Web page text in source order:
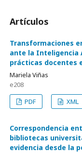
Artículos
Transformaciones
ante la Inteligencia
prácticas docentes
Mariela Viñas
e208
PDF
XML
Correspondencia
bibliotecas
evidencia desde la